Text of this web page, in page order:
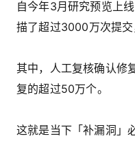
自今年3月研究预览上
描了超过3000万次提交
其中，人工复核确认修
复的超过50万个。
这就是当下「补漏洞」